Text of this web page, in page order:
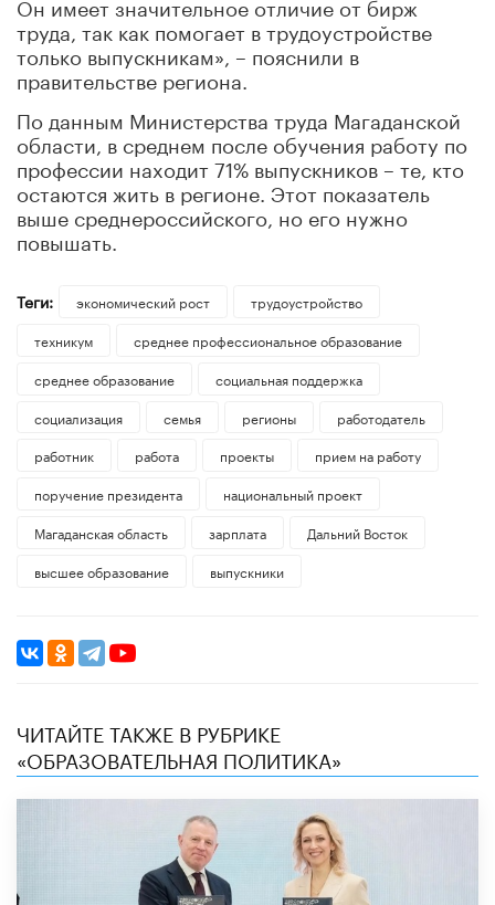
труда, так как помогает в трудоустройстве
только выпускникам», – пояснили в
правительстве региона.
По данным Министерства труда Магаданской
области, в среднем после обучения работу по
профессии находит 71% выпускников – те, кто
остаются жить в регионе. Этот показатель
выше среднероссийского, но его нужно
повышать.
Теги: экономический рост
трудоустройство
техникум
среднее профессиональное образование
среднее образование
социальная поддержка
социализация
семья регионы
работодатель
работник
работа проекты
прием на работу
поручение президента
национальный проект
Магаданская область
зарплата
Дальний Восток
высшее образование
выпускники
ЧИТАЙТЕ ТАКЖЕ В РУБРИКЕ
«ОБРАЗОВАТЕЛЬНАЯ ПОЛИТИКА»